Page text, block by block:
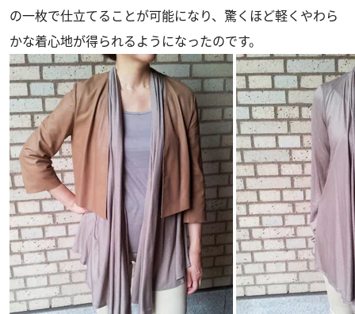
の一枚で仕立てることが可能になり、驚くほど軽くやわら
かな着心地が得られるようになったのです。